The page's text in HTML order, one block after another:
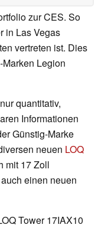
zur CES. So
in Las Vegas
vertreten ist. Dies
Legion
quantitativ,
Informationen
Günstig-Marke
neuen LOQ
mit 17 Zoll
einen neuen
Tower 17IAX10